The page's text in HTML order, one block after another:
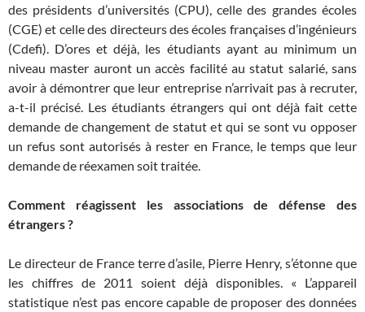
des présidents d’universités (CPU), celle des grandes écoles
(CGE) et celle des directeurs des écoles françaises d’ingénieurs
(Cdefi). D’ores et déjà, les étudiants ayant au minimum un
niveau master auront un accès facilité au statut salarié, sans
avoir à démontrer que leur entreprise n’arrivait pas à recruter,
a-t-il précisé. Les étudiants étrangers qui ont déjà fait cette
demande de changement de statut et qui se sont vu opposer
un refus sont autorisés à rester en France, le temps que leur
demande de réexamen soit traitée.
Comment réagissent les associations de défense des
étrangers ?
Le directeur de France terre d’asile, Pierre Henry, s’étonne que
les chiffres de 2011 soient déjà disponibles. « L’appareil
statistique n’est pas encore capable de proposer des données